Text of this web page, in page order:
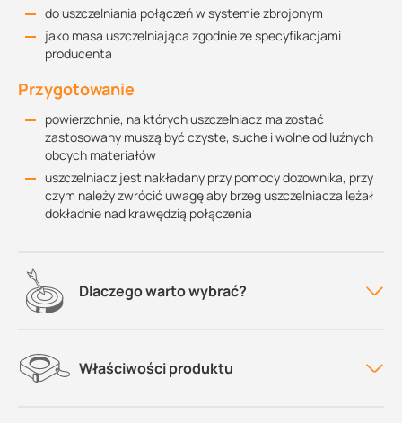
do uszczelniania połączeń w systemie zbrojonym
jako masa uszczelniająca zgodnie ze specyfikacjami
producenta
Przygotowanie
powierzchnie, na których uszczelniacz ma zostać
zastosowany muszą być czyste, suche i wolne od luźnych
obcych materiałów
uszczelniacz jest nakładany przy pomocy dozownika, przy
czym należy zwrócić uwagę aby brzeg uszczelniacza leżał
dokładnie nad krawędzią połączenia
Dlaczego warto wybrać?
Właściwości produktu